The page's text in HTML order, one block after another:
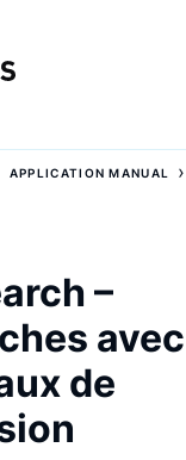
APPLICATION MANUAL
–
de